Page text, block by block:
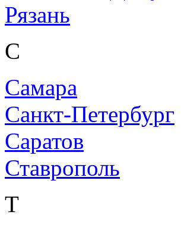
Рязань
С
Самара
Санкт-Петербург
Саратов
Ставрополь
Т